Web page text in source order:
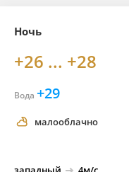
Ночь
+26 ... +28
Вода +29
малооблачно